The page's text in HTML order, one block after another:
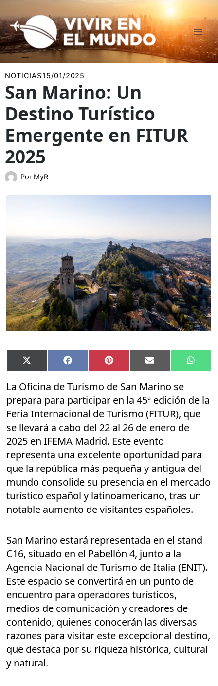
al
contenido
NOTICIAS15/01/2025
San Marino: Un
Destino Turístico
Emergente en FITUR
2025
Por MyR
Compartir
en
X
(Twitter)
Compartir
en
Facebook Compartir
en
Pinterest Compartir
en
Email
en
La Oficina de Turismo de San Marino se
prepara para participar en la 45ª edición de la
Feria Internacional de Turismo (FITUR), que
se llevará a cabo del 22 al 26 de enero de
2025 en IFEMA Madrid. Este evento
representa una excelente oportunidad para
que la república más pequeña y antigua del
mundo consolide su presencia en el mercado
turístico español y latinoamericano, tras un
notable aumento de visitantes españoles.
San Marino estará representada en el stand
C16, situado en el Pabellón 4, junto a la
Agencia Nacional de Turismo de Italia (ENIT).
Este espacio se convertirá en un punto de
encuentro para operadores turísticos,
medios de comunicación y creadores de
contenido, quienes conocerán las diversas
razones para visitar este excepcional destino,
que destaca por su riqueza histórica, cultural
y natural.